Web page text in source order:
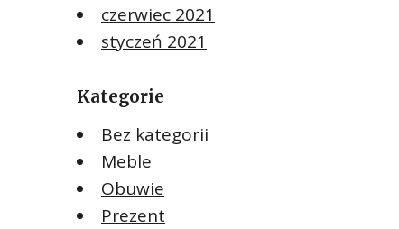
czerwiec 2021
styczeń 2021
Kategorie
Bez kategorii
Meble
Obuwie
Prezent